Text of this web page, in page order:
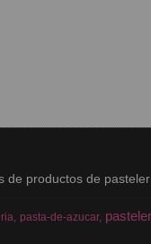
productos de
pasta-de-azucar